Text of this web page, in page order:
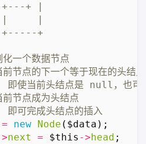
= new Node ( $data );
next = $this -> head ;